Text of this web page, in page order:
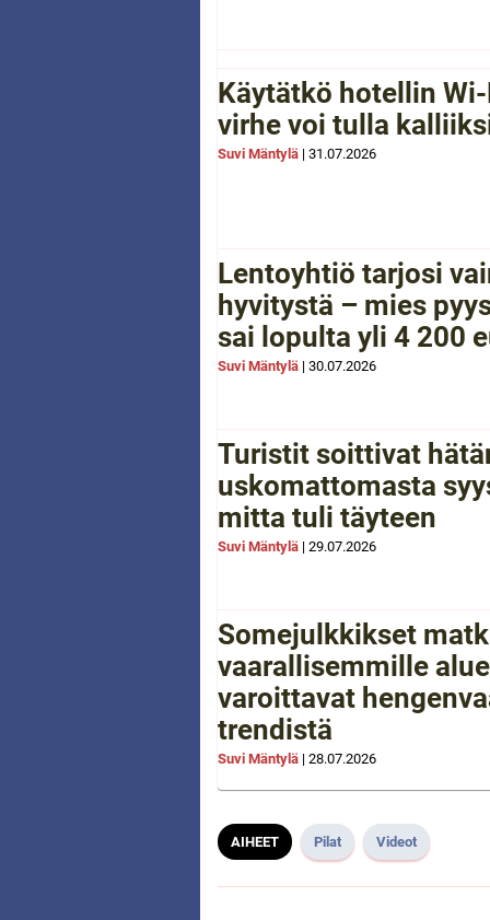
Käytätkö hotellin
virhe voi tulla
Suvi Mäntylä | 31.07.2026
Lentoyhtiö tarjosi
hyvitystä – mies
sai lopulta yli 4 200
Suvi Mäntylä | 30.07.2026
Turistit soittivat
uskomattomasta
mitta tuli täyteen
Suvi Mäntylä | 29.07.2026
Somejulkkikset
vaarallisemmille
varoittavat
trendistä
Suvi Mäntylä | 28.07.2026
AIHEET Pilat Videot